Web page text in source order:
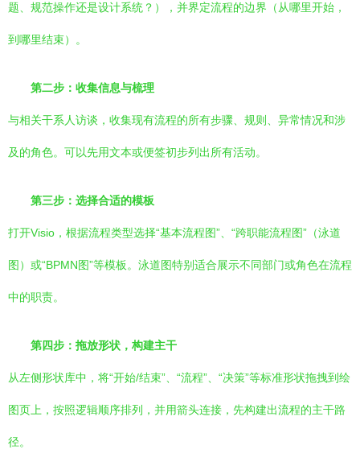
题、规范操作还是设计系统？），并界定流程的边界（从哪里开始，
到哪里结束）。
第二步：收集信息与梳理
与相关干系人访谈，收集现有流程的所有步骤、规则、异常情况和涉
及的角色。可以先用文本或便签初步列出所有活动。
第三步：选择合适的模板
打开Visio，根据流程类型选择“基本流程图”、“跨职能流程图”（泳道
图）或“BPMN图”等模板。泳道图特别适合展示不同部门或角色在流程
中的职责。
第四步：拖放形状，构建主干
从左侧形状库中，将“开始/结束”、“流程”、“决策”等标准形状拖拽到绘
图页上，按照逻辑顺序排列，并用箭头连接，先构建出流程的主干路
径。